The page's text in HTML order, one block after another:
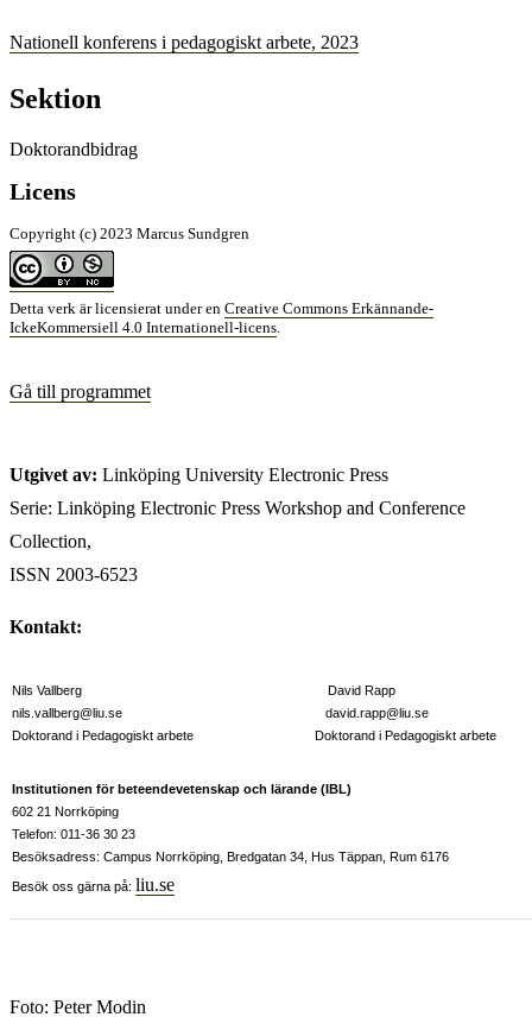
Nationell konferens i pedagogiskt arbete, 2023
Sektion
Doktorandbidrag
Licens
Copyright (c) 2023 Marcus Sundgren
Detta verk är licensierat under en Creative Commons Erkännande-
IckeKommersiell 4.0 Internationell-licens
Gå till programmet
Utgivet av: Linköping University Electronic Press
Serie: Linköping Electronic Press Workshop and Conference
Collection,
ISSN 2003-6523
Kontakt:
Nils Vallberg David Rapp
nils.vallberg@liu.se david.rapp@liu.se
Doktorand i Pedagogiskt arbete Doktorand i Pedagogiskt arbete
Institutionen för beteendevetenskap och lärande (IBL)
602 21 Norrköping
Telefon: 011-36 30 23
Besöksadress: Campus Norrköping, Bredgatan 34, Hus Täppan, Rum 6176
Besök oss gärna på: liu.se
Foto: Peter Modin